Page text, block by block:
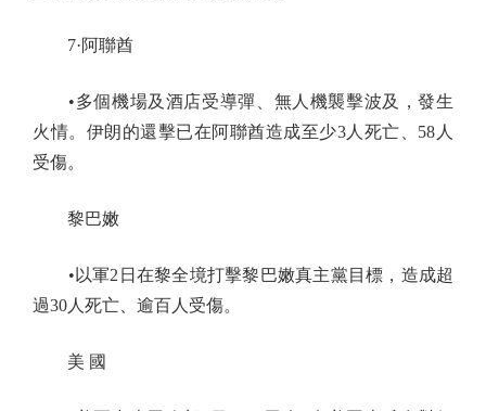
7·阿聯酋
•多個機場及酒店受導彈、無人機襲擊波及，發生
火情。伊朗的還擊已在阿聯酋造成至少3人死亡、58人
受傷。
黎巴嫩
•以軍2日在黎全境打擊黎巴嫩真主黨目標，造成超
過30人死亡、逾百人受傷。
美 國